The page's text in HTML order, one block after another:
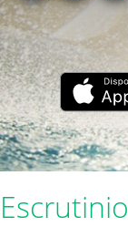
Escrutinio